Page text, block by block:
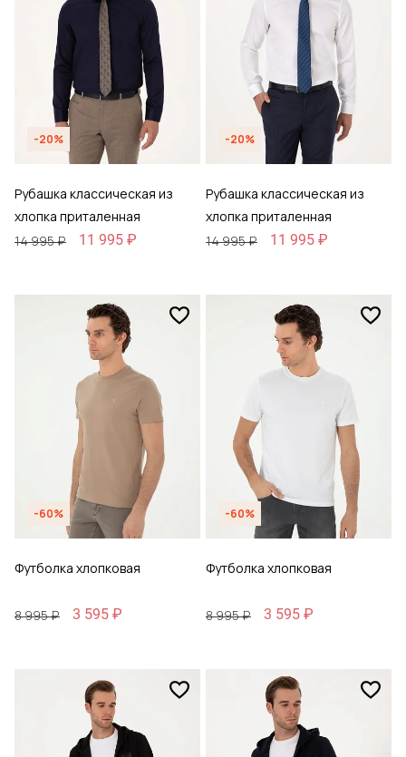
-20%
Рубашка классическая из
хлопка приталенная
14 995 ₽
11 995 ₽
-20%
Рубашка классическая из
хлопка приталенная
14 995 ₽
11 995 ₽
-60%
Футболка хлопковая
8 995 ₽ 3 595 ₽
-60%
Футболка хлопковая
8 995 ₽ 3 595 ₽